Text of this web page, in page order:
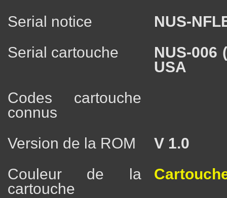
Serial notice
NUS-
Serial cartouche
NUS-006
USA
Codes cartouche
connus
Version de la ROM
V 1.0
Couleur de la
cartouche